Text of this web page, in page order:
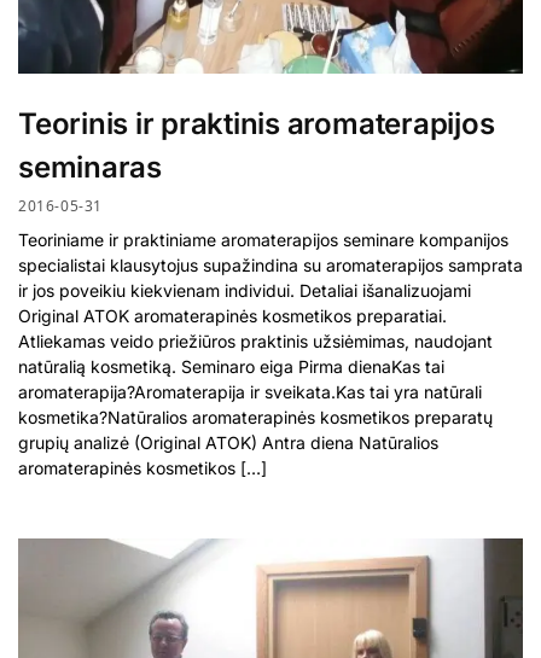
Teorinis ir praktinis aromaterapijos
seminaras
2016-05-31
Teoriniame ir praktiniame aromaterapijos seminare kompanijos
specialistai klausytojus supažindina su aromaterapijos samprata
ir jos poveikiu kiekvienam individui. Detaliai išanalizuojami
Original ATOK aromaterapinės kosmetikos preparatiai.
Atliekamas veido priežiūros praktinis užsiėmimas, naudojant
natūralią kosmetiką. Seminaro eiga Pirma dienaKas tai
aromaterapija?Aromaterapija ir sveikata.Kas tai yra natūrali
kosmetika?Natūralios aromaterapinės kosmetikos preparatų
grupių analizė (Original ATOK) Antra diena Natūralios
aromaterapinės kosmetikos […]